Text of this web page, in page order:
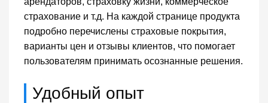
страхование и т.д. На каждой странице продукта
подробно перечислены страховые покрытия,
варианты цен и отзывы клиентов, что помогает
пользователям принимать осознанные решения.
Удобный опыт